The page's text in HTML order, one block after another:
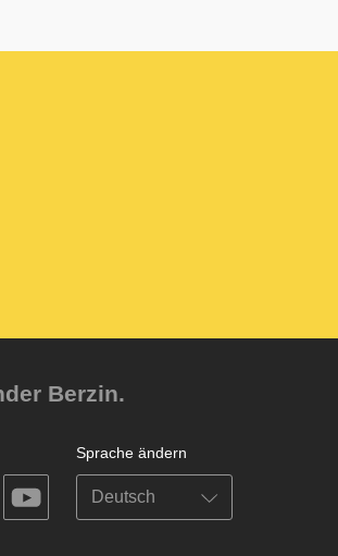
Berzin.
Sprache ändern
on
soundcloudyoutube